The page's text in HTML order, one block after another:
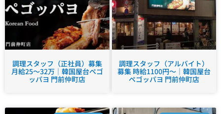
調理スタッフ（正社員）募集
月給25～32万｜韓国屋台ペゴ
ッパヨ 門前仲町店
調理スタッフ（アルバイト）
募集 時給1100円～｜韓国屋台
ペゴッパヨ 門前仲町店